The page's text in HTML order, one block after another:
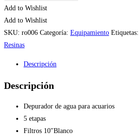
Add to Wishlist
Add to Wishlist
SKU: ro006 Categoría: Equipamiento Etiquetas:
Resinas
Descripción
Descripción
Depurador de agua para acuarios
5 etapas
Filtros 10″Blanco